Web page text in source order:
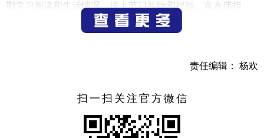
期学习阅读和生活情况，送上节日礼物和祝福。富永伟指
出，“千教万教教人求真，千学万学学做真人”，要加强思想
政治教育和思政课教师队伍建设，引导孩子们从小立志，立
新时代好少年。在明珠小学，富永伟走校园、看文化长廊、
乐。他指出，科技和创新是时代赋予的新课题新使命，孩子
是祖国的未来，学校要科学运用人工智能等现代教育技术，
增强科学学科与学生的互动性，充分挖掘学生的想象力和创
责任编辑： 杨欢
扫一扫关注官方微信